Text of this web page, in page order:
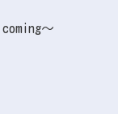
～